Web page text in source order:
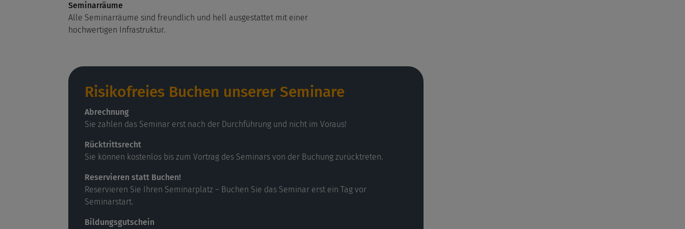
Seminarräume
Alle Seminarräume sind freundlich und hell ausgestattet mit einer
hochwertigen Infrastruktur.
Risikofreies Buchen unserer Seminare
Abrechnung
Sie zahlen das Seminar erst nach der Durchführung und nicht im Voraus!
Rücktrittsrecht
Sie können kostenlos bis zum Vortrag des Seminars von der Buchung zurücktreten.
Reservieren statt Buchen!
Reservieren Sie Ihren Seminarplatz – Buchen Sie das Seminar erst ein Tag vor
Seminarstart.
Bildungsgutschein